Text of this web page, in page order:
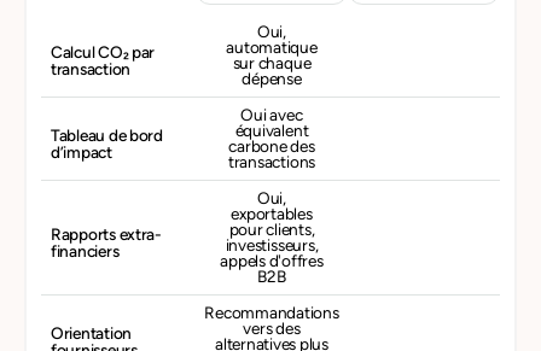
Calcul CO₂ par
transaction
Oui,
automatique
sur chaque
dépense
Tableau de bord
d’impact
Oui avec
équivalent
carbone des
transactions
Rapports extra-
financiers
Oui,
exportables
pour clients,
investisseurs,
appels d'offres
B2B
Orientation
Recommandations
vers des
alternatives plus